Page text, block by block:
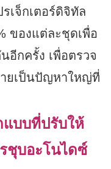
เจ็กเตอร์ดิจิทัล
ของแต่ละชุดเพื่อ
อีกครั้ง เพื่อตรวจ
ยเป็นปัญหาใหญ่ที่
บบที่ปรับให้
ชุบอะโนไดซ์